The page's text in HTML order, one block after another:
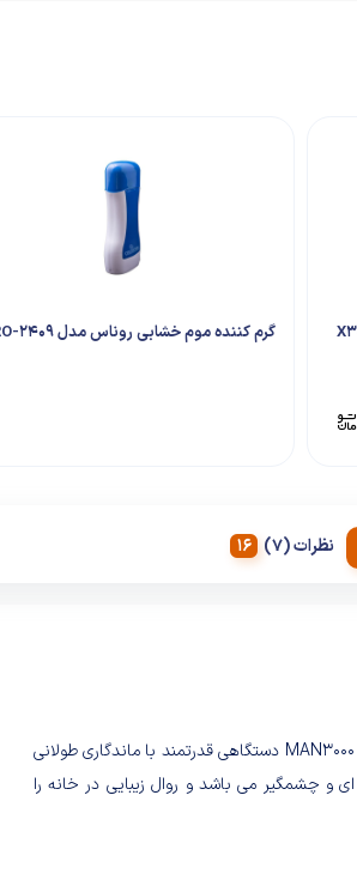
گرم کننده موم خشابی روناس مدل RO-2409
نظرات (7)
ست مانیکور و پدیکور رمینگتون مدل MAN3000 دستگاهی قدرتمند با ماندگاری طولانی
حرفه ای و چشمگیر می باشد و روال زیبایی در خانه را